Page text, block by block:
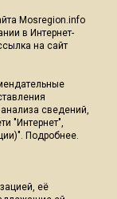
Mosregion.info
в Интернет-
на сайт
сведений,
"Интернет",
Подробнее.
её